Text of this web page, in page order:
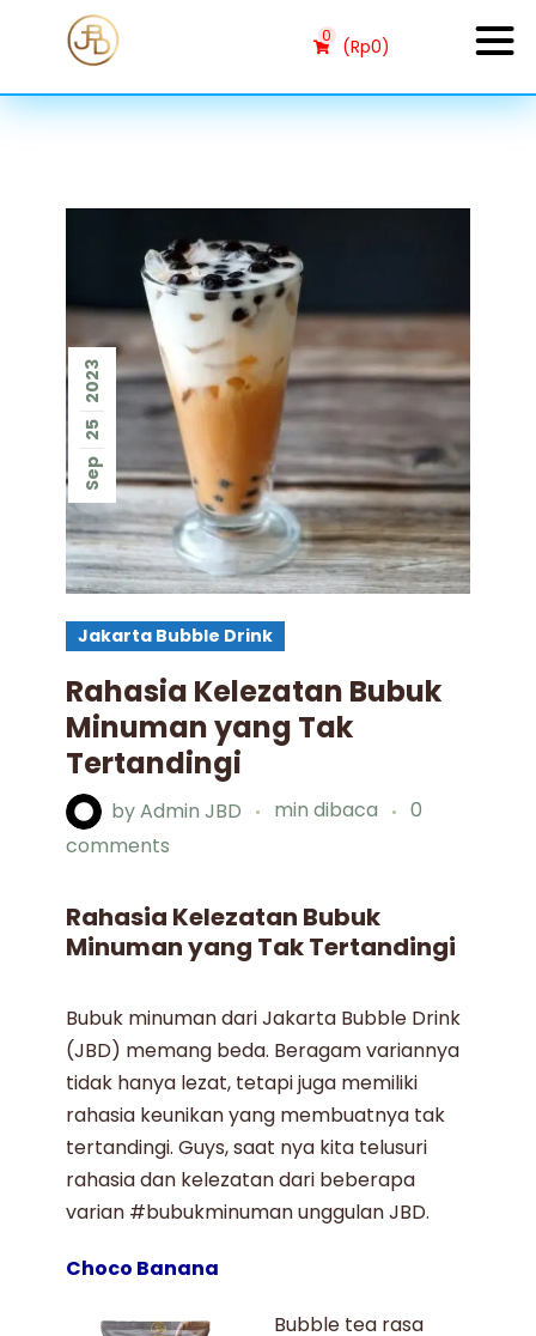
0 (Rp0)
Sep
25
2023
Jakarta Bubble Drink
Rahasia Kelezatan Bubuk
Minuman yang Tak
Tertandingi
byAdmin JBD min dibaca
0
comments
Rahasia Kelezatan Bubuk
Minuman yang Tak Tertandingi
Bubuk minumandari Jakarta Bubble Drink
(JBD) memang beda. Beragam variannya
tidak hanya lezat, tetapi juga memiliki
rahasia keunikan yang membuatnya tak
tertandingi. Guys, saat nya kita telusuri
rahasia dan kelezatan dari beberapa
varian #bubukminumanunggulan JBD.
Choco Banana
Bubble tea rasa